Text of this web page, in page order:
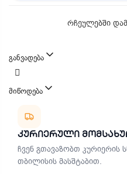
რჩეულებში
განვადება
მიწოდება
Კურიერული
ჩვენ გთავაზობთ კურიერის
თბილისის მასშტაბით.